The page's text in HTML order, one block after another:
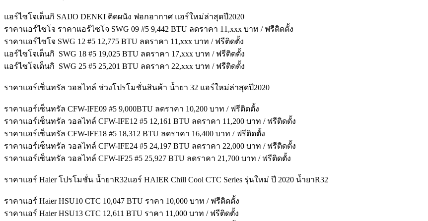
แอร์ไซโจเด็นกิ SAIJO DENKI ติดผนัง ฟอกอากาศ แอร์ใหม่ล่าสุดปี2020
ราคาแอร์ไซโจ ราคาแอร์ไซโจ SWG 09 #5 9,442 BTU ลดราคา 11,xxx บาท / ฟรีติดตั้ง
ราคาแอร์ไซโจ SWG 12 #5 12,775 BTU ลดราคา 11,xxx บาท / ฟรีติดตั้ง
แอร์ไซโจเด็นกิ SWG 18 #5 19,025 BTU ลดราคา 17,xxx บาท / ฟรีติดตั้ง
แอร์ไซโจเด็นกิ SWG 25 #5 25,201 BTU ลดราคา 22,xxx บาท / ฟรีติดตั้ง
ราคาแอร์เซ็นทรัล วอลไทล์ ช่วงโปรโมชั่นสินค้า น้ำยา 32 แอร์ใหม่ล่าสุดปี2020
ราคาแอร์เซ็นทรัล CFW-IFE09 #5 9,000BTU ลดราคา 10,200 บาท / ฟรีติดตั้ง
ราคาแอร์เซ็นทรัล วอลไทล์ CFW-IFE12 #5 12,161 BTU ลดราคา 11,200 บาท / ฟรีติดตั้ง
ราคาแอร์เซ็นทรัล CFW-IFE18 #5 18,312 BTU ลดราคา 16,400 บาท / ฟรีติดตั้ง
ราคาแอร์เซ็นทรัล วอลไทล์ CFW-IFE24 #5 24,197 BTU ลดราคา 22,000 บาท / ฟรีติดตั้ง
ราคาแอร์เซ็นทรัล วอลไทล์ CFW-IF25 #5 25,927 BTU ลดราคา 21,700 บาท / ฟรีติดตั้ง
ราคาแอร์ Haier โปรโมชั่น น้ำยาR32แอร์ HAIER Chill Cool CTC Series รุ่นใหม่ ปี 2020 น้ำยาR32
ราคาแอร์ Haier HSU10 CTC 10,047 BTU ราคา 10,000 บาท / ฟรีติดตั้ง
ราคาแอร์ Haier HSU13 CTC 12,611 BTU ราคา 11,000 บาท / ฟรีติดตั้ง